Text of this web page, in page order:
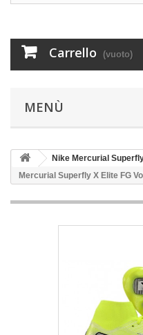
Carrello (vuoto)
MENÙ
Nike Mercurial
Mercurial Superfly X Elite FG